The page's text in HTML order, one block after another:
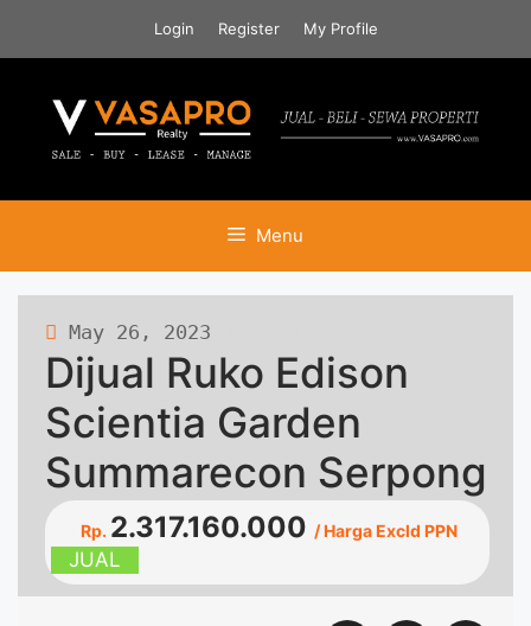
Login Register My Profile
Menu
May 26, 2023
Dijual Ruko Edison
Scientia Garden
Summarecon Serpong
Rp. 2.317.160.000 / Harga Excld PPN
JUAL